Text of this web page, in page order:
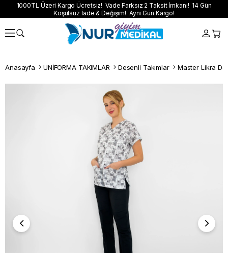
1000TL Üzeri Kargo Ücretsiz! Vade Farksız 2 Taksit İmkanı! 14 Gün
Koşulsuz İade & Değişim! Aynı Gün Kargo!
Anasayfa ÜNİFORMA TAKIMLAR Desenli Takımlar Master Likra